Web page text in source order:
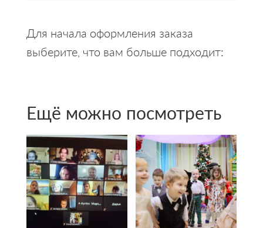
Для начала оформления заказа
выберите, что вам больше подходит:
Ещё можно посмотреть